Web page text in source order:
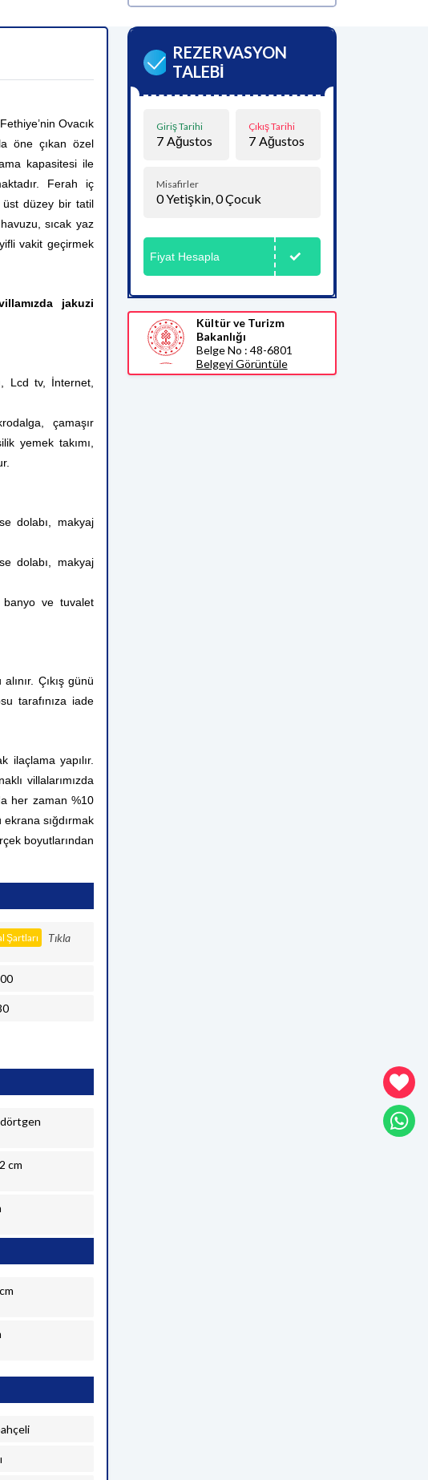
Ovacık
öne çıkan özel
kapasitesi ile
Ferah iç
üst düzey bir tatil
sıcak yaz
vakit geçirmek
jakuzi
Lcd tv, İnternet,
çamaşır
yemek takımı,
dolabı, makyaj
dolabı, makyaj
ve tuvalet
Çıkış günü
tarafınıza iade
ilaçlama yapılır.
villalarımızda
her zaman %10
sığdırmak
boyutlarından
Şartları Tıkla
cm
REZERVASYON
TALEBİ
Giriş Tarihi
7 Ağustos
Çıkış Tarihi
7 Ağustos
Misafirler
0Yetişkin,0Çocuk
Fiyat Hesapla
Kültür ve Turizm
Bakanlığı
Belge No : 48-6801
Belgeyi Görüntüle